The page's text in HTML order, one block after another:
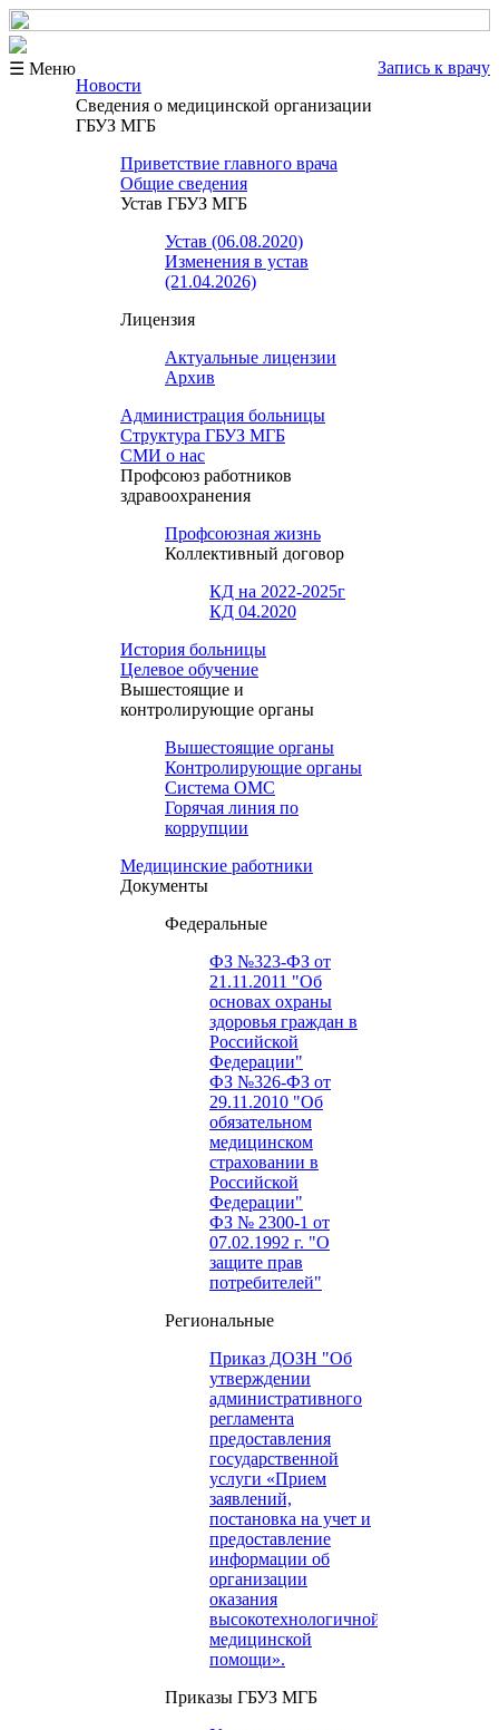
☰ Меню
Запись к врачу
Новости
Сведения о медицинской организации
ГБУЗ МГБ
Приветствие главного врача
Общие сведения
Устав ГБУЗ МГБ
Устав (06.08.2020)
Изменения в устав
(21.04.2026)
Лицензия
Актуальные лицензии
Архив
Администрация больницы
Структура ГБУЗ МГБ
СМИ о нас
Профсоюз работников
здравоохранения
Профсоюзная жизнь
Коллективный договор
КД на 2022-2025г
КД 04.2020
История больницы
Целевое обучение
Вышестоящие и
контролирующие органы
Вышестоящие органы
Контролирующие органы
Система ОМС
Горячая линия по
коррупции
Медицинские работники
Документы
Федеральные
ФЗ №323-ФЗ от
21.11.2011 "Об
основах охраны
здоровья граждан в
Российской
Федерации"
ФЗ №326-ФЗ от
29.11.2010 "Об
обязательном
медицинском
страховании в
Российской
Федерации"
ФЗ № 2300-1 от
07.02.1992 г. "О
защите прав
потребителей"
Региональные
Приказ ДОЗН "Об
утверждении
административного
регламента
предоставления
государственной
услуги «Прием
заявлений,
постановка на учет и
предоставление
информации об
организации
оказания
высокотехнологичной
медицинской
помощи».
Приказы ГБУЗ МГБ